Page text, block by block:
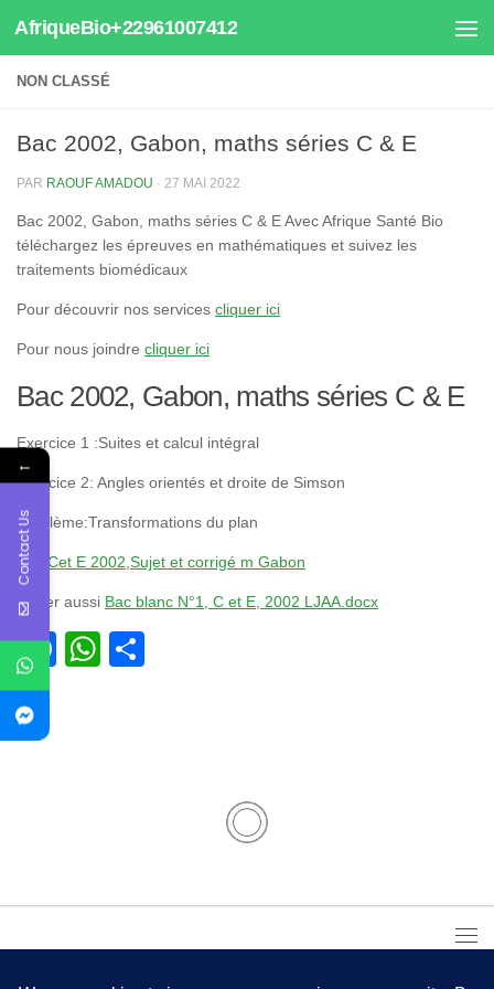
Au dessous du contenu
AfriqueBio+22961007412
NON CLASSÉ
Bac 2002, Gabon, maths séries C & E
PAR RAOUF AMADOU · 27 MAI 2022
Bac 2002, Gabon, maths séries C & E Avec Afrique Santé Bio
téléchargez les épreuves en mathématiques et suivez les
traitements biomédicaux
Pour découvrir nos services cliquer ici
Pour nous joindre cliquer ici
Bac 2002, Gabon, maths séries C & E
Exercice 1 :Suites et calcul intégral
Exercice 2: Angles orientés et droite de Simson
Problème:Transformations du plan
Bac Cet E 2002,Sujet et corrigé m Gabon
Visiter aussi Bac blanc N°1, C et E, 2002 LJAA.docx
Facebook
WhatsApp
←
Contact Us